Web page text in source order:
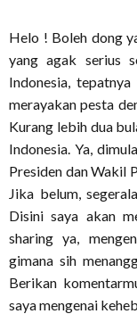
Helo ! Boleh dong
yang agak serius
Indonesia,
merayakan pesta
Kurang lebih dua
Indonesia. Ya,
Presiden dan Wakil
Jika belum,
Disini saya akan
sharing ya,
gimana sih
Berikan
saya mengenai